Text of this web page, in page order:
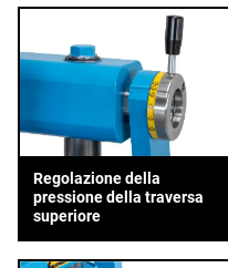
Regolazione della
pressione della traversa
superiore